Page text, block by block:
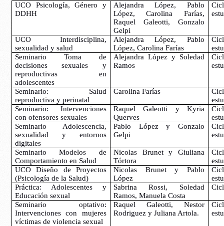
UCO Psicología, Género y
DDHH
Alejandra López, Pablo
López, Carolina Farías,
Raquel Galeotti, Gonzalo
Gelpi
UCO Interdisciplina,
sexualidad y salud
Alejandra López, Pablo
López, Carolina Farías
Seminario Toma de
decisiones sexuales y
reproductivas en
adolescentes
Alejandra López y Soledad
Ramos
Seminario: Salud
reproductiva y perinatal
Carolina Farías
Seminario: Intervenciones
con ofensores sexuales
Raquel Galeotti y Kyria
Querves
Seminario Adolescencia,
sexualidad y entornos
digitales
Pablo López y Gonzalo
Gelpi
Seminario Modelos de
Comportamiento en Salud
Nicolas Brunet y Giuliana
Tórtora
UCO Diseño de Proyectos
(Psicología de la Salud)
Nicolas Brunet y Pablo
López
Práctica: Adolescentes y
Educación sexual
Sabrina Rossi, Soledad
Ramos, Manuela Costa
Seminario optativo:
Intervenciones con mujeres
víctimas de violencia sexual
Raquel Galeotti, Nestor
Rodriguez y Juliana Artola.